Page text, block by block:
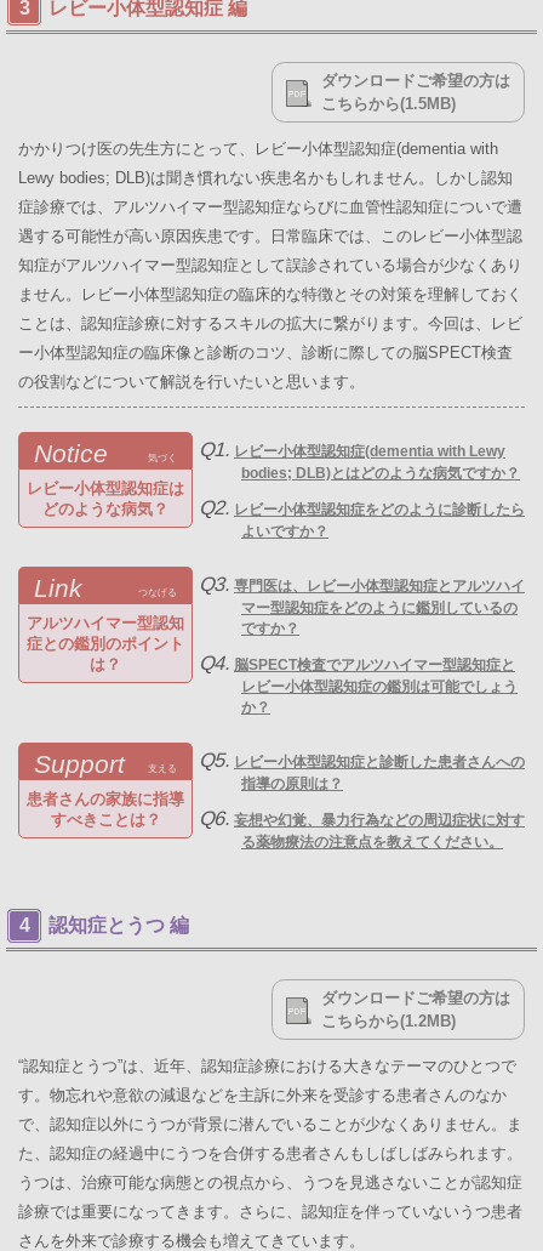
レビー小体型認知症 編
ダウンロードご希望の方は
こちらから(1.5MB)
かかりつけ医の先生方にとって、レビー小体型認知症(dementia with
Lewy bodies; DLB)は聞き慣れない疾患名かもしれません。しかし認知
症診療では、アルツハイマー型認知症ならびに血管性認知症についで遭
遇する可能性が高い原因疾患です。日常臨床では、このレビー小体型認
知症がアルツハイマー型認知症として誤診されている場合が少なくあり
ません。レビー小体型認知症の臨床的な特徴とその対策を理解しておく
ことは、認知症診療に対するスキルの拡大に繋がります。今回は、レビ
ー小体型認知症の臨床像と診断のコツ、診断に際しての脳SPECT検査
の役割などについて解説を行いたいと思います。
Notice 気づく
レビー小体型認知症は
どのような病気？
Q1. レビー小体型認知症(dementia with Lewy
bodies; DLB)とはどのような病気ですか？
Q2. レビー小体型認知症をどのように診断したら
よいですか？
Link つなげる
アルツハイマー型認知
症との鑑別のポイント
は？
Q3. 専門医は、レビー小体型認知症とアルツハイ
マー型認知症をどのように鑑別しているの
ですか？
Q4. 脳SPECT検査でアルツハイマー型認知症と
レビー小体型認知症の鑑別は可能でしょう
か？
Support 支える
患者さんの家族に指導
すべきことは？
Q5. レビー小体型認知症と診断した患者さんへの
指導の原則は？
Q6. 妄想や幻覚、暴力行為などの周辺症状に対す
る薬物療法の注意点を教えてください。
認知症とうつ 編
ダウンロードご希望の方は
こちらから(1.2MB)
“認知症とうつ”は、近年、認知症診療における大きなテーマのひとつで
す。物忘れや意欲の減退などを主訴に外来を受診する患者さんのなか
で、認知症以外にうつが背景に潜んでいることが少なくありません。ま
た、認知症の経過中にうつを合併する患者さんもしばしばみられます。
うつは、治療可能な病態との視点から、うつを見逃さないことが認知症
診療では重要になってきます。さらに、認知症を伴っていないうつ患者
さんを外来で診療する機会も増えてきています。